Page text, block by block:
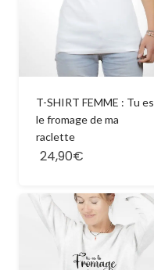
T-SHIRT FEMME : Tu es
le fromage de ma
raclette
24,90€